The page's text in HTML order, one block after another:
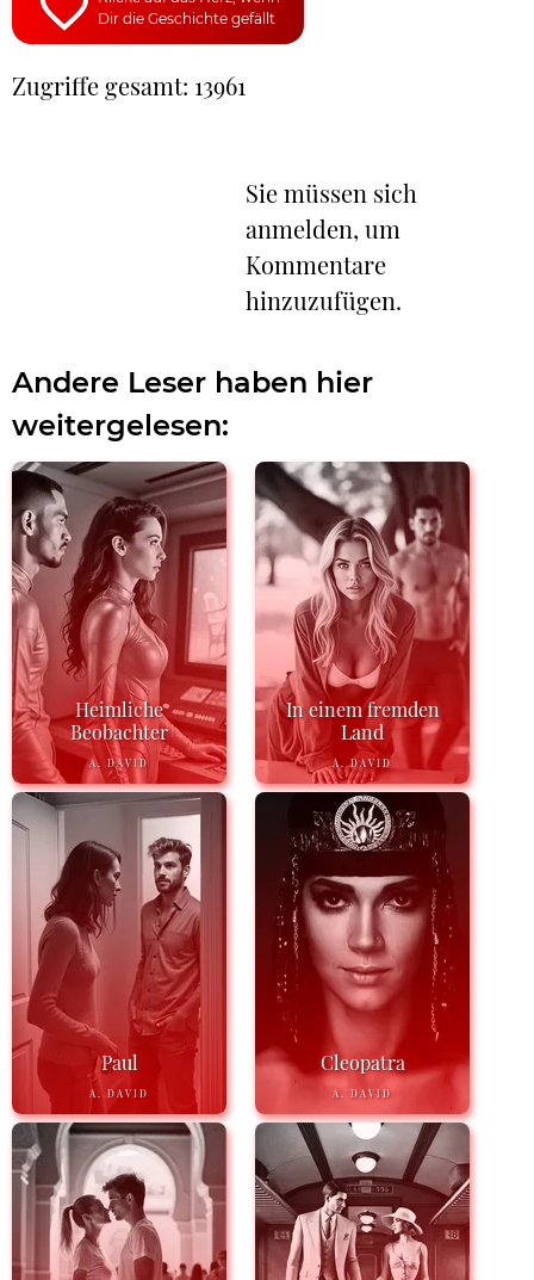
Dir die Geschichte gefällt
Zugriffe gesamt: 13961
Sie müssen sich
anmelden, um
Kommentare
hinzuzufügen.
Andere Leser haben hier
weitergelesen:
Heimliche
Beobachter
A. DAVID
In einem fremden
Land
A. DAVID
Paul
A. DAVID
Cleopatra
A. DAVID